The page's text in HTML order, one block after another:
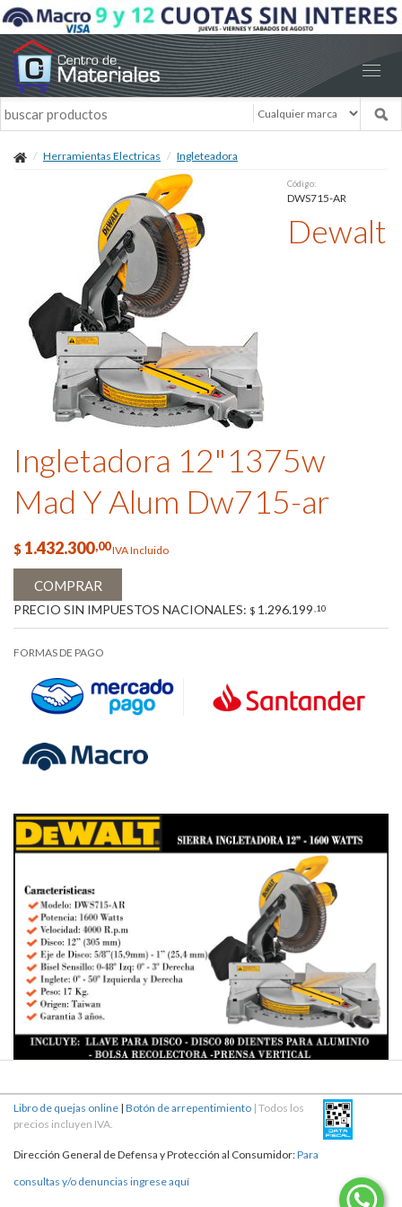
Herramientas Electricas Ingleteadora
Código:
DWS715-AR
Dewalt
Ingletadora 12"1375w
Mad Y Alum Dw715-ar
$ 1.432.300,00IVA Incluido
COMPRAR
PRECIO SIN IMPUESTOS NACIONALES: $ 1.296.199 ,10
FORMAS DE PAGO
Libro de quejas online | Botón de arrepentimiento | Todos los
precios incluyen IVA.
Dirección General de Defensa y Protección al Consumidor:Para
consultas y/o denuncias ingrese aquí